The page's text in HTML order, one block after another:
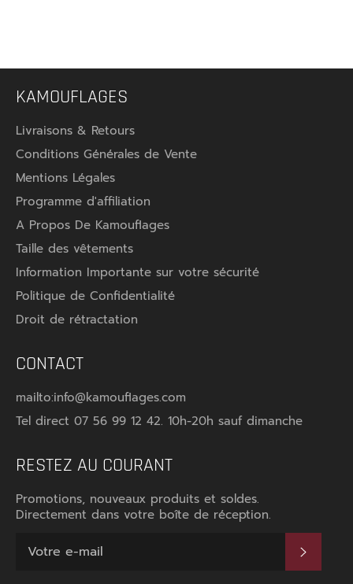
KAMOUFLAGES
Livraisons & Retours
Conditions Générales de Vente
Mentions Légales
Programme d'affiliation
A Propos De Kamouflages
Taille des vêtements
Information Importante sur votre sécurité
Politique de Confidentialité
Droit de rétractation
CONTACT
mailto:info@kamouflages.com
Tel direct 07 56 99 12 42. 10h-20h sauf dimanche
RESTEZ AU COURANT
Promotions, nouveaux produits et soldes.
Directement dans votre boîte de réception.